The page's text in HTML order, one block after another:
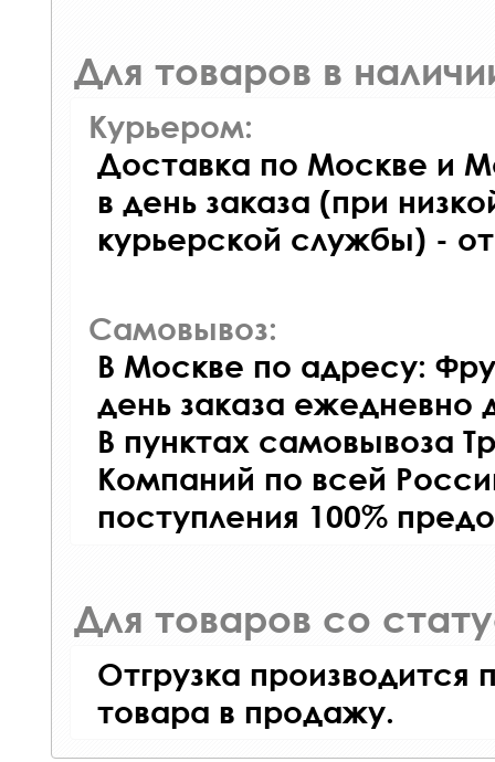
Для товаров в
Курьером:
Доставка по Москве и
в день заказа (при
курьерской службы) -
Самовывоз:
В Москве по адресу:
день заказа ежедневно
В пунктах самовывоза
Компаний по всей
поступления 100%
Для товаров со
Отгрузка производится
товара в продажу.